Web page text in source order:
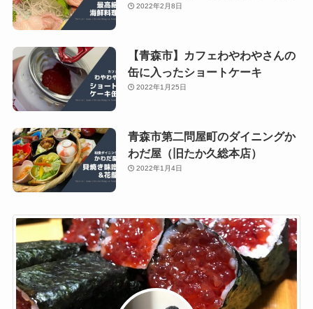
2022年2月8日
【青森市】カフェわやわやさんの
缶に入ったショートケーキ
2022年1月25日
青森市第二問屋町のダイニングか
わだ屋（旧たか久総本店）
2022年1月4日